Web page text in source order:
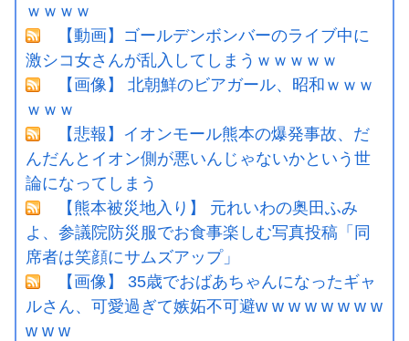
ｗｗｗｗ
【動画】ゴールデンボンバーのライブ中に
激シコ女さんが乱入してしまうｗｗｗｗｗ
【画像】 北朝鮮のビアガール、昭和ｗｗｗ
ｗｗｗ
【悲報】イオンモール熊本の爆発事故、だ
んだんとイオン側が悪いんじゃないかという世
論になってしまう
【熊本被災地入り】 元れいわの奥田ふみ
よ、参議院防災服でお食事楽しむ写真投稿「同
席者は笑顔にサムズアップ」
【画像】 35歳でおばあちゃんになったギャ
ルさん、可愛過ぎて嫉妬不可避w w w w w w w w
w w w